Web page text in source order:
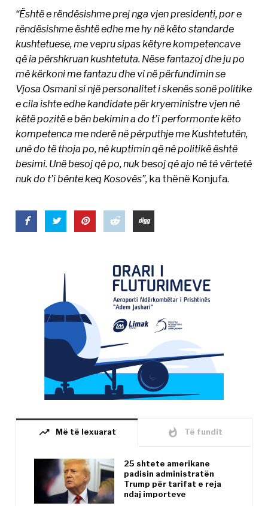
“Është e rëndësishme prej nga vjen presidenti, por e
rëndësishme është edhe me hy në këto standarde
kushtetuese, me vepru sipas këtyre kompetencave
që ia përshkruan kushtetuta. Nëse fantazoj dhe ju po
më kërkoni me fantazu dhe vi në përfundimin se
Vjosa Osmani si një personalitet i skenës sonë politike
e cila ishte edhe kandidate për kryeministre vjen në
këtë pozitë e bën bekimin a do t’i performonte këto
kompetenca me nderë në përputhje me Kushtetutën,
unë do të thoja po, në kuptimin që në politikë është
besimi. Unë besoj që po, nuk besoj që ajo në të vërtetë
nuk do t’i bënte keq Kosovës”, ka thënë Konjufa.
trending_up Më të lexuarat whatshot Të fundit
25 shtete amerikane
padisin administratën
Trump për tarifat e reja
ndaj importeve